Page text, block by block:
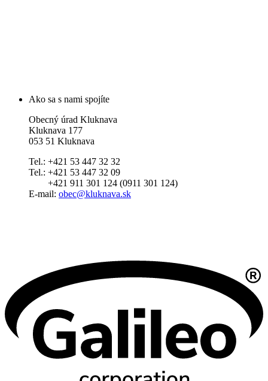
Ako sa s nami spojíte
Obecný úrad Kluknava
Kluknava 177
053 51 Kluknava
Tel.: +421 53 447 32 32
Tel.: +421 53 447 32 09
+421 911 301 124 (0911 301 124)
E-mail: obec@kluknava.sk